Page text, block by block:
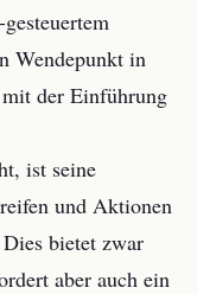
Wendepunkt in
der Einführung
ist seine
und Aktionen
bietet zwar
aber auch ein